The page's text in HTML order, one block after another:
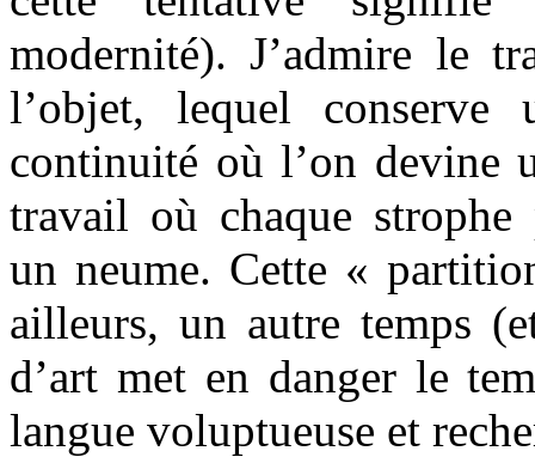
modernité). J’admire le
l’objet, lequel conserve
continuité où l’on devine
travail où chaque strophe
un neume. Cette «
ailleurs, un autre temps
d’art met en danger le
langue voluptueuse et